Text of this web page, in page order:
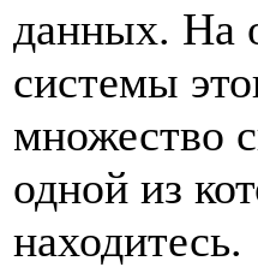
данных. На
системы
множество
одной из
находитесь.